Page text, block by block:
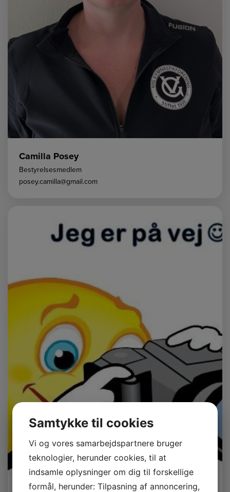
Camilla Posey
Bestyrelsesmedlem
posey.camilla@gmail.com
Samtykke til cookies
Vi og vores samarbejdspartnere bruger
teknologier, herunder cookies, til at
indsamle oplysninger om dig til forskellige
formål, herunder: Tilpasning af annoncering,